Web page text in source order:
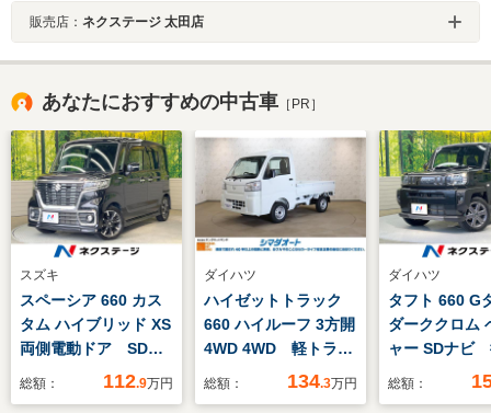
販売店： ネクステージ 太田店
あなたにおすすめの中古車 ［PR］
スズキ
スペーシア 660 カス
タム ハイブリッド XS
両側電動ドア SDナ
ビ 全周囲カメラ 衝
総額： 112.9万円
ダイハツ
ハイゼットトラック
660 ハイルーフ 3方開
4WD 4WD 軽トラッ
ク CVT 衝突被害軽
総額： 134.3万円
ダイハツ
タフト 660 G
ダーククロム
ャー SDナビ
害軽減シス
総額：